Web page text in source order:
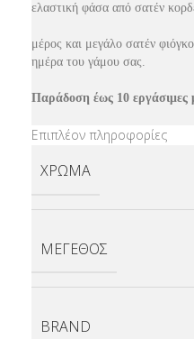
ελαστική φάσα από σατέν
μέρος και μεγάλο σατέν
ημέρα του γάμου σας.
Παράδοση έως 10 εργάσιμες
Επιπλέον πληροφορίες
ΧΡΩΜΑ
ΜΕΓΕΘΟΣ
BRAND